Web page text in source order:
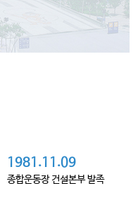
1981.11.09
종합운동장 건설본부 발족